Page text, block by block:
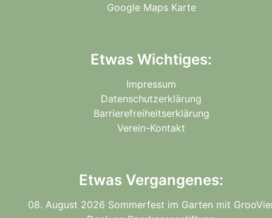
Google Maps Karte
Etwas Wichtiges:
Impressum
Datenschutzerklärung
Barrierefreiheitserklärung
Verein-Kontakt
Etwas Vergangenes:
08. August 2026 Sommerfest im Garten mit